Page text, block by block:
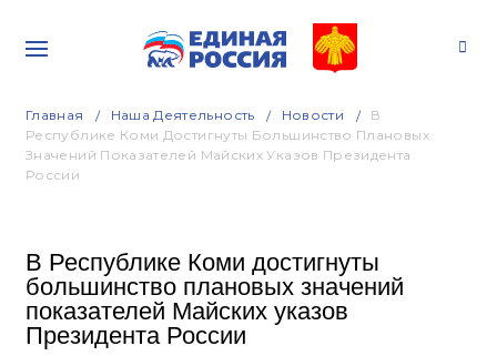
Главная Наша Деятельность Новости
В
Республике Коми Достигнуты Большинство Плановых
Значений Показателей Майских Указов Президента
России
В Республике Коми достигнуты
большинство плановых значений
показателей Майских указов
Президента России